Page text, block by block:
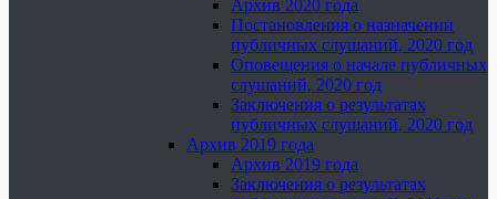
Архив 2020 года
Постановления о назначении
публичных слушаний, 2020 год
Оповещения о начале публичных
слушаний, 2020 год
Заключения о результатах
публичных слушаний, 2020 год
Архив 2019 года
Архив 2019 года
Заключения о результатах